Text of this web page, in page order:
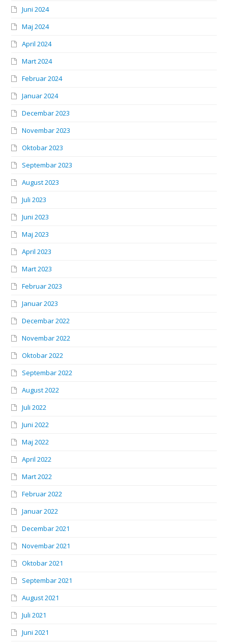
Juni 2024
Maj 2024
April 2024
Mart 2024
Februar 2024
Januar 2024
Decembar 2023
Novembar 2023
Oktobar 2023
Septembar 2023
August 2023
Juli 2023
Juni 2023
Maj 2023
April 2023
Mart 2023
Februar 2023
Januar 2023
Decembar 2022
Novembar 2022
Oktobar 2022
Septembar 2022
August 2022
Juli 2022
Juni 2022
Maj 2022
April 2022
Mart 2022
Februar 2022
Januar 2022
Decembar 2021
Novembar 2021
Oktobar 2021
Septembar 2021
August 2021
Juli 2021
Juni 2021